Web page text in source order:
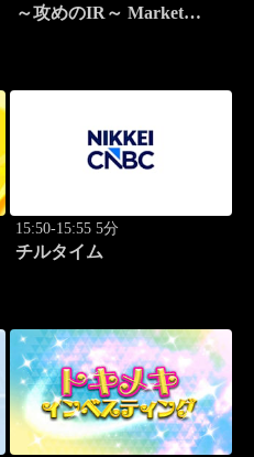
～攻めのIR～ Market
15:50-15:55 5分
チルタイム